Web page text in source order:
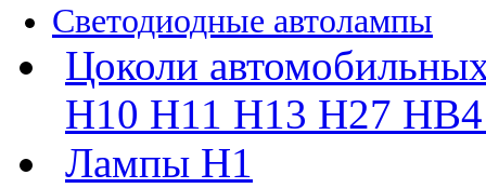
Светодиодные автолампы
Цоколи
H10 H11 H13 H27
Лампы H1